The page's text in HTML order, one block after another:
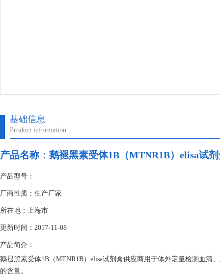
基础信息
Product information
产品名称： 鹅褪黑素受体1B（MTNR1B）elisa试
产品型号：
厂商性质：生产厂家
所在地：上海市
更新时间：2017-11-08
产品简介：
鹅褪黑素受体1B（MTNR1B）elisa试剂盒供应商用于体外定量检测血清
的含量。